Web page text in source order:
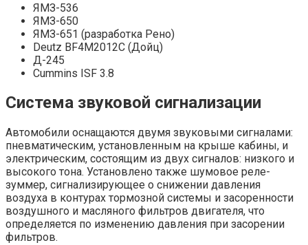
ЯМЗ-536
ЯМЗ-650
ЯМЗ-651 (разработка Рено)
Deutz BF4M2012C (Дойц)
Д-245
Cummins ISF 3.8
Система звуковой сигнализации
Автомобили оснащаются двумя звуковыми сигналами:
пневматическим, установленным на крыше кабины, и
электрическим, состоящим из двух сигналов: низкого и
высокого тона. Установлено также шумовое реле-
зуммер, сигнализирующее о снижении давления
воздуха в контурах тормозной системы и засоренности
воздушного и масляного фильтров двигателя, что
определяется по изменению давления при засорении
фильтров.